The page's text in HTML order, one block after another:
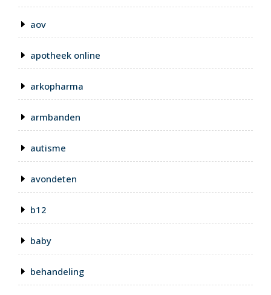
aov
apotheek online
arkopharma
armbanden
autisme
avondeten
b12
baby
behandeling